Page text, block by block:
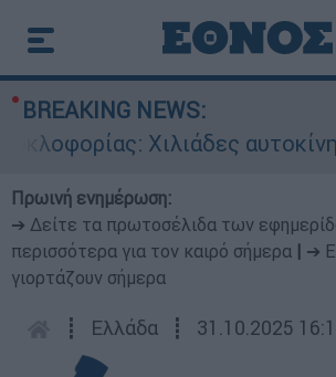
BREAKING NEWS:
Χιλιάδες
Πρωινή ενημέρωση:
➔ Δείτε τα πρωτοσέλιδα των
περισσότερα για τον καιρό σήμερα
➔
γιορτάζουν σήμερα
┋ Ελλάδα ┋ 31.10.2025